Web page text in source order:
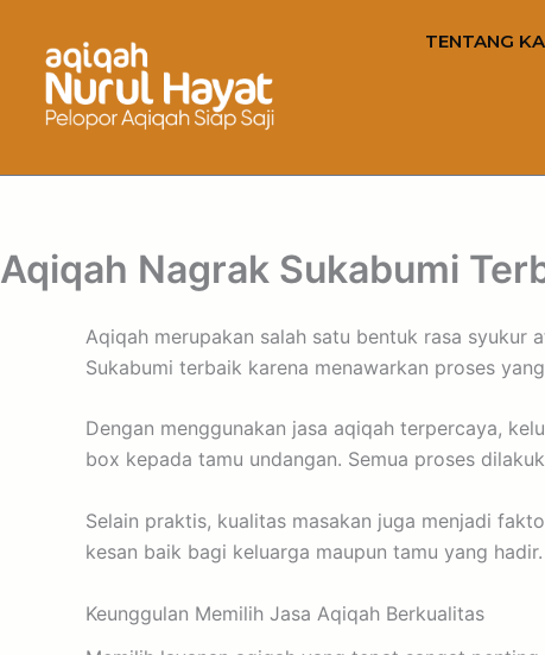
TENTANG
Aqiqah Nagrak Sukabumi
Aqiqah merupakan salah satu bentuk rasa syukur
Sukabumi terbaik karena menawarkan proses
Dengan menggunakan jasa aqiqah terpercaya,
box kepada tamu undangan. Semua proses
Selain praktis, kualitas masakan juga menjadi
kesan baik bagi keluarga maupun tamu yang hadir.
Keunggulan Memilih Jasa Aqiqah Berkualitas